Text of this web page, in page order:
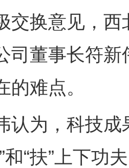
交换意见，
司董事长符
的难点。
为，科技成
和“扶”上下功